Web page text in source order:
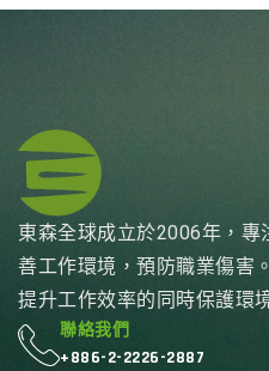
東森全球成立於2006年，
善工作環境，預防職業傷害
提升工作效率的同時保護環
聯絡我們
+886-2-2226-2887